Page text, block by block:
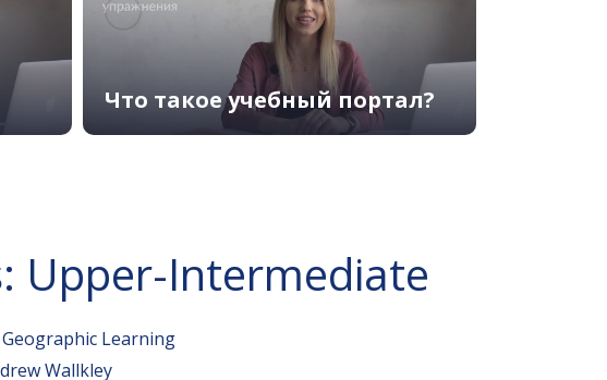
Что такое учебный портал?
Upper-Intermediate
Learning
Wallkley